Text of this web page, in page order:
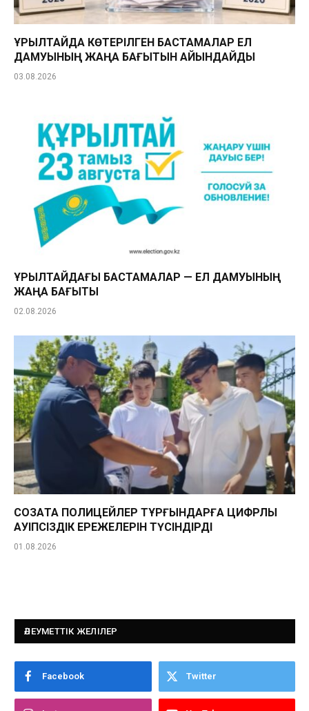
ҚҰРЫЛТАЙДА КӨТЕРІЛГЕН БАСТАМАЛАР ЕЛ
ДАМУЫНЫҢ ЖАҢА БАҒЫТЫН АЙҚЫНДАЙДЫ
03.08.2026
ҚҰРЫЛТАЙДАҒЫ БАСТАМАЛАР — ЕЛ ДАМУЫНЫҢ
ЖАҢА БАҒЫТЫ
02.08.2026
СОЗАҚТА ПОЛИЦЕЙЛЕР ТҰРҒЫНДАРҒА ЦИФРЛЫҚ
ҚАУІПСІЗДІК ЕРЕЖЕЛЕРІН ТҮСІНДІРДІ
01.08.2026
ӘЛЕУМЕТТІК ЖЕЛІЛЕР
Facebook Twitter